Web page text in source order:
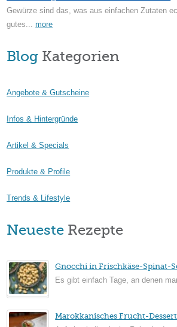
Gewürze sind das, was aus einfachen Zutaten
gutes...more
Blog Kategorien
Angebote & Gutscheine
Infos & Hintergründe
Artikel & Specials
Produkte & Profile
Trends & Lifestyle
Neueste Rezepte
Gnocchi in Frischkäse-Spinat-
Es gibt einfach Tage, an denen
Marokkanisches Frucht-